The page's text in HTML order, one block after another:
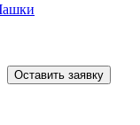
Оставить заявку